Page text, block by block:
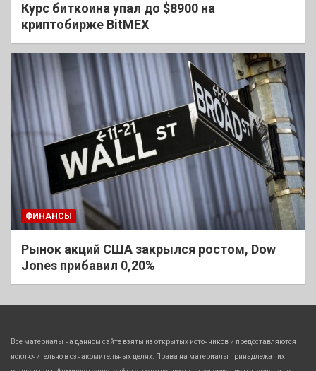
Курс биткоина упал до $8900 на
криптобирже BitMEX
ФИНАНСЫ
Рынок акций США закрылся ростом, Dow
Jones прибавил 0,20%
Все материалы на данном сайте взяты из открытых источников и предоставляются
исключительно в ознакомительных целях. Права на материалы принадлежат их